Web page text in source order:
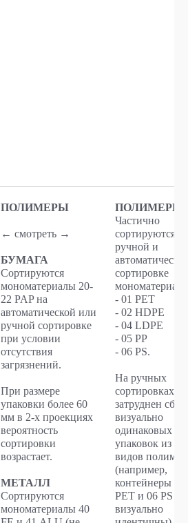
ПОЛИМЕРЫ
← смотреть →
БУМАГА
Сортируются
мономатериалы 20-
22 PAP на
автоматической или
ручной сортировке
при условии
отсутствия
загрязнений.
При размере
упаковки более 60
мм в 2-х проекциях
вероятность
сортировки
возрастает.
МЕТАЛЛ
Сортируются
мономатериалы 40
ПОЛИМЕРЫ
Частично
сортируются
ручной и
сортировке
- 01 PET
- 02 HDPE
- 04 LDPE
- 05 PP
- 06 PS.
На ручных
сортировках
затруднен сбор
визуально
одинаковых
упаковок из
видов
(например,
контейнеры из
РET и 06 PS
визуально